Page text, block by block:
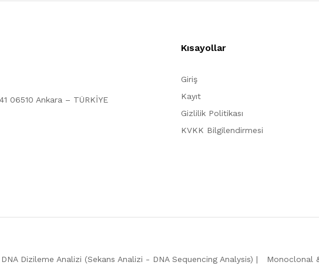
06510 Ankara – TÜRKİYE
Kısayollar
Giriş
Kayıt
Gizlilik Politikası
KVKK Bilgilendirmesi
DNA Dizileme Analizi (Sekans Analizi - DNA Sequencing Analysis) Monoclonal